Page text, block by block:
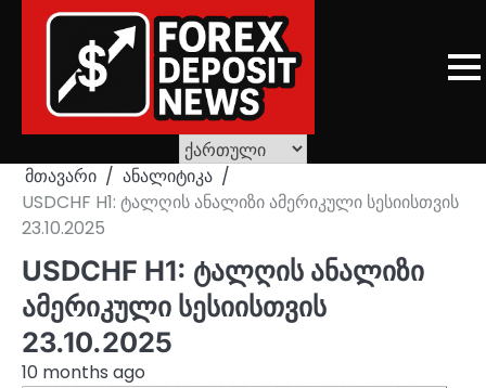
მთავარი
ანალიტიკა
USDCHF H1: ტალღის ანალიზი ამერიკული სესიისთვის
23.10.2025
USDCHF H1: ტალღის ანალიზი
ამერიკული სესიისთვის
23.10.2025
10 months ago